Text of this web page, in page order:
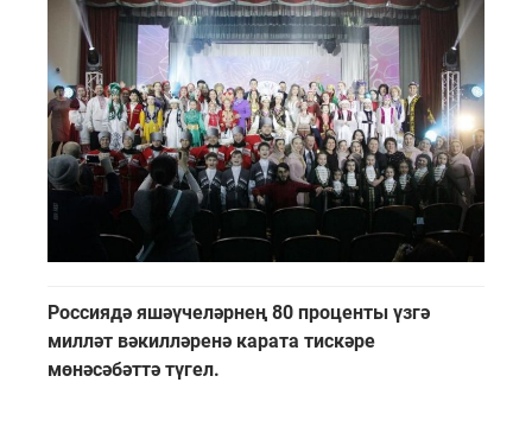
Россиядә яшәүчеләрнең 80 проценты үзгә
милләт вәкилләренә карата тискәре
мөнәсәбәттә түгел.